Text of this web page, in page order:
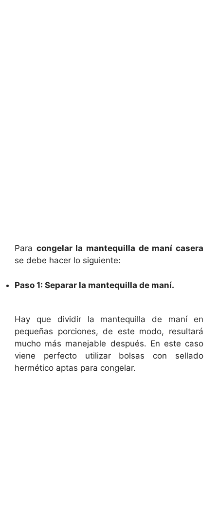
Para congelar la mantequilla de maní casera
se debe hacer lo siguiente:
Paso 1: Separar la mantequilla de maní.
Hay que dividir la mantequilla de maní en
pequeñas porciones, de este modo, resultará
mucho más manejable después. En este caso
viene perfecto utilizar bolsas con sellado
hermético aptas para congelar.